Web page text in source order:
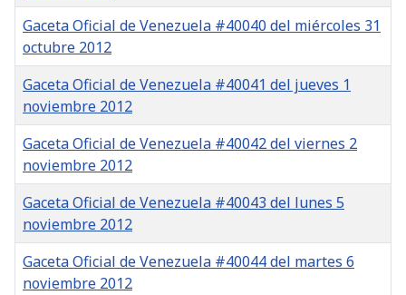
Gaceta Oficial de Venezuela #40040 del miércoles 31
octubre 2012
Gaceta Oficial de Venezuela #40041 del jueves 1
noviembre 2012
Gaceta Oficial de Venezuela #40042 del viernes 2
noviembre 2012
Gaceta Oficial de Venezuela #40043 del lunes 5
noviembre 2012
Gaceta Oficial de Venezuela #40044 del martes 6
noviembre 2012